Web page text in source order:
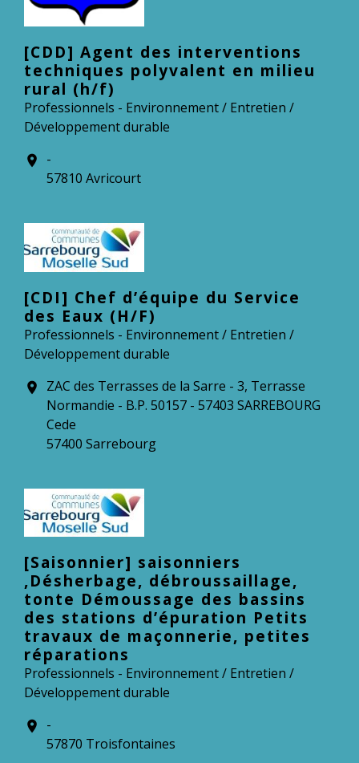
[CDD] Agent des interventions
techniques polyvalent en milieu
rural (h/f)
Professionnels - Environnement / Entretien /
Développement durable
location_on
-
57810 Avricourt
[CDI] Chef d’équipe du Service
des Eaux (H/F)
Professionnels - Environnement / Entretien /
Développement durable
location_on
ZAC des Terrasses de la Sarre - 3, Terrasse
Normandie - B.P. 50157 - 57403 SARREBOURG
Cede
57400 Sarrebourg
[Saisonnier] saisonniers
,Désherbage, débroussaillage,
tonte Démoussage des bassins
des stations d’épuration Petits
travaux de maçonnerie, petites
réparations
Professionnels - Environnement / Entretien /
Développement durable
location_on
-
57870 Troisfontaines